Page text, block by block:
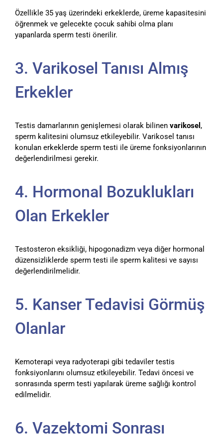
Özellikle 35 yaş üzerindeki erkeklerde, üreme kapasitesini
öğrenmek ve gelecekte çocuk sahibi olma planı
yapanlarda sperm testi önerilir.
3. Varikosel Tanısı Almış
Erkekler
Testis damarlarının genişlemesi olarak bilinen varikosel ,
sperm kalitesini olumsuz etkileyebilir. Varikosel tanısı
konulan erkeklerde sperm testi ile üreme fonksiyonlarının
değerlendirilmesi gerekir.
4. Hormonal Bozuklukları
Olan Erkekler
Testosteron eksikliği, hipogonadizm veya diğer hormonal
düzensizliklerde sperm testi ile sperm kalitesi ve sayısı
değerlendirilmelidir.
5. Kanser Tedavisi Görmüş
Olanlar
Kemoterapi veya radyoterapi gibi tedaviler testis
fonksiyonlarını olumsuz etkileyebilir. Tedavi öncesi ve
sonrasında sperm testi yapılarak üreme sağlığı kontrol
edilmelidir.
6. Vazektomi Sonrası